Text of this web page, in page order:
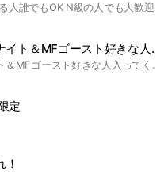
湾岸ミッドナイトやっている人誰でもOK N級の人でも大歓迎❗️ 入ったらまずノートに簡単に自己紹介をお願いします‼️ #湾岸ミッドナイト #湾岸ミッドナイト6RR #WMMT #WMMT6RR #レースゲーム #レースゲー #車 #ゲーセン #車好き #湾岸 #レース
ト＆MFゴースト好きな人集まれ‼️
頭文字D＆湾岸ミッドナイト＆MFゴースト好きな人入ってくれたら大歓迎です🎉 頭文字D&湾岸ミッドナイト&MFゴースト詳しくなくない人も入ってくれたら嬉しいです。
定